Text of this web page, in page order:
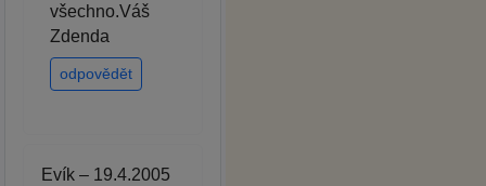
všechno.Váš
Zdenda
odpovědět
Evík – 19.4.2005